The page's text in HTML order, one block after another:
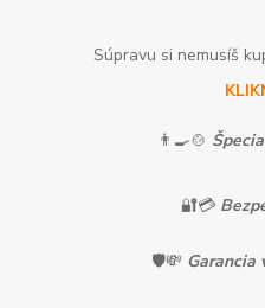
Súpravu si nemusíš
👨‍🍳🍲
🔐💳
🛡️💸 Garancia